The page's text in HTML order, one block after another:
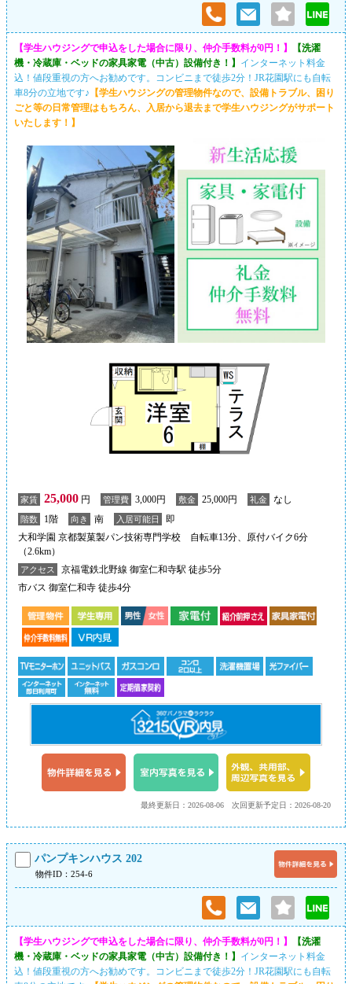
【学生ハウジングで申込をした場合に限り、仲介手数料が0円！】
【洗濯
機・冷蔵庫・ベッドの家具家電（中古）設備付き！】
インターネット料金
込！値段重視の方へお勧めです。コンビニまで徒歩2分！JR花園駅にも自転
車8分の立地です♪ 【学生ハウジングの管理物件なので、設備トラブル、困り
ごと等の日常管理はもちろん、入居から退去まで学生ハウジングがサポート
いたします！】
家賃 25,000 円 管理費 3,000円 敷金 25,000円 礼金 なし
階数 1階 向き 南 入居可能日
即
大和学園 京都製菓製パン技術専門学校 自転車13分、原付バイク6分
（2.6km）
アクセス
京福電鉄北野線 御室仁和寺駅 徒歩5分
市バス 御室仁和寺 徒歩4分
次回更新予定日：2026-08-20
最終更新日：2026-08-06
パンプキンハウス 202
物件ID：254-6
【学生ハウジングで申込をした場合に限り、仲介手数料が0円！】
【洗濯
機・冷蔵庫・ベッドの家具家電（中古）設備付き！】
インターネット料金
込！値段重視の方へお勧めです。コンビニまで徒歩2分！JR花園駅にも自転